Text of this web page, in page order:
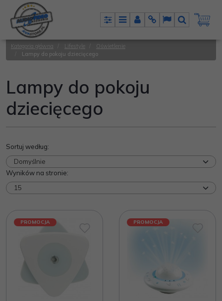
PanelMenuPanel
InfoLangSzukaj
Kategoria główna Lifestyle
Oświetlenie
Lampy do pokoju dziecięcego
Lampy do pokoju
dziecięcego
Sortuj według:
Wyników na stronie:
PROMOCJA PROMOCJA